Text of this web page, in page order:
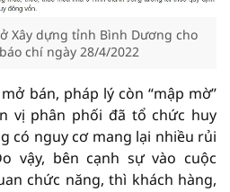
Xây dựng tỉnh Bình Dương cho
chí ngày 28/4/2022
bán, pháp lý còn “mập mờ”
vị phân phối đã tổ chức huy
có nguy cơ mang lại nhiều rủi
vậy, bên cạnh sự vào cuộc
chức năng, thì khách hàng,